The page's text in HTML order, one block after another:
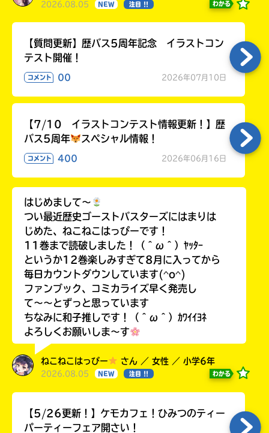
2026.08.05 NEW 注目 !! わかる
【質問更新】歴バス5周年記念 イラストコン
テスト開催！
コメント 00 2026年07月10日
【7/10 イラストコンテスト情報更新！】歴
バス5周年
スペシャル情報！
コメント 400 2026年06月16日
はじめまして〜
つい最近歴史ゴーストバスターズにはまりは
じめた、ねこねこはっぴーです！
11巻まで読破しました！（＾ω＾）ﾔｯﾀｰ
というか12巻楽しみすぎて8月に入ってから
毎日カウントダウンしています(^o^)
ファンブック、コミカライズ早く発売し
て〜〜とずっと思っています
ちなみに和子推しです！（＾ω＾）ｶﾜｲｲﾖﾈ
よろしくお願いしま〜す
ねこねこはっぴー さん ／ 女性 ／ 小学6年
2026.08.05 NEW 注目 !! わかる
【5/26更新！】ケモカフェ！ひみつのティー
パーティーフェア開さい！